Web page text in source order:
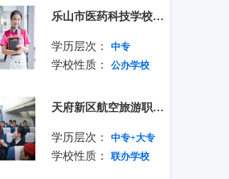
乐山市医药科技学校成都校区
学历层次： 中专
学校性质： 公办学校
天府新区航空旅游职业学院
学历层次： 中专+大专
学校性质： 联办学校